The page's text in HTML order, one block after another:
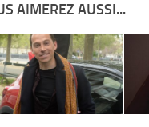
AIMEREZ AUSSI...